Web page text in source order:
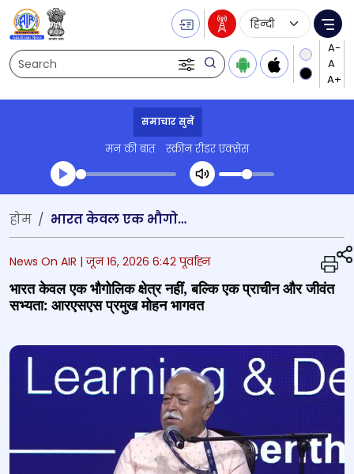
Search
Language
समाचार सुनें
मन की बात स्क्रीन रीडर एक्सेस
Transcript summary
प्ले ऑडियो
होम भारत केवल एक भौगोलिक क्षेत्र नहीं, बल्कि एक प्राचीन और जीवंत सभ्यता: आरएसएस प्रमुख मोहन भागवत
News On AIR |जून 16, 2026 6:42 पूर्वाह्न
भारत केवल एक भौगोलिक क्षेत्र नहीं, बल्कि एक प्राचीन और जीवंत
सभ्यता: आरएसएस प्रमुख मोहन भागवत